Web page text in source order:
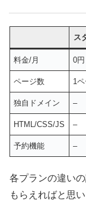
ス
料金/月 0円
ページ数 1
独自ドメイン –
HTML/CSS/JS –
予約機能 –
各プランの違い
もらえればと思